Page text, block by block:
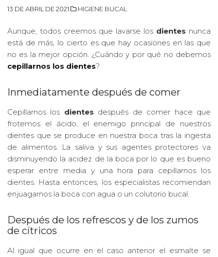
13 DE ABRIL DE 2021 HIGIENE BUCAL
Aunque, todos creemos que lavarse los dientes nunca
está de más, lo cierto es que hay ocasiones en las que
no es la mejor opción. ¿Cuándo y por qué no debemos
cepillarnos los dientes?
Inmediatamente después de comer
Cepillarnos los dientes después de comer hace que
frotemos el ácido, el enemigo principal de nuestros
dientes que se produce en nuestra boca tras la ingesta
de alimentos. La saliva y sus agentes protectores va
disminuyendo la acidez de la boca por lo que es bueno
esperar entre media y una hora para cepillarnos los
dientes. Hasta entonces, los especialistas recomiendan
enjuagarnos la boca con agua o un colutorio bucal.
Después de los refrescos y de los zumos
de cítricos
Al igual que ocurre en el caso anterior el esmalte se